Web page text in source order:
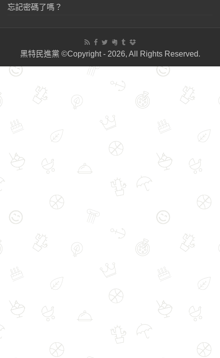
忘記密碼了嗎？
黑特民進黨 ©Copyright - 2026, All Rights Reserved.